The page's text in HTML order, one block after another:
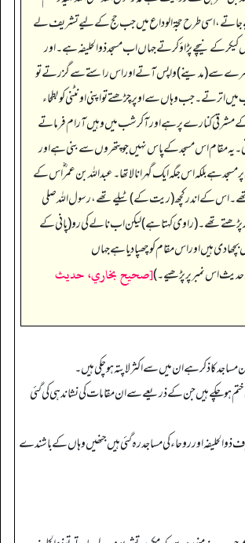
اسی طرح حجۃ الوداع میں جب حج کے لیے تشریف لے
کیکر کے نیچے پڑاؤ کرتے جہاں اب مسجد ذوالحلیفہ ہے۔ اور
سے (مدینے) واپس آتے اور اس راستے سے گزرتے تو
اترتے۔ جب وہاں سے اوپر چڑھتے تو اپنی اونٹنی کو بطحاء
مشرقی کنارے پر ہے اور آکر شب میں وہیں آرام فرماتے
یہ مقام اس مسجد کے پاس نہیں جو پتھروں سے بنی ہے اور
ہے بلکہ اس جگہ ایک گہرا نالا تھا۔ عبداللہ بن عمر ؓ اس کے
اس کے اندر کچھ (ریت کے) ٹیلے تھے، رسول اللہ صلی
پڑھتے تھے۔ (راوی کہتا ہے) لیکن اب نالے کی رو (پانی کے
دی ہیں اور اس مقام کو چھپا دیا ہے جہاں
اس نمبر پر پڑھیے۔)[صحيح بخاري، حديث
کا ذکر ہے ان میں سے اکثر لاپتہ ہوچکی ہیں۔
ہوچکے ہیں جن کے ذریعے سے ان مقامات کی نشاندہی کی گئی
اور روحاء کی مساجد رہ گئی ہیں جنھیں وہاں کے باشندے